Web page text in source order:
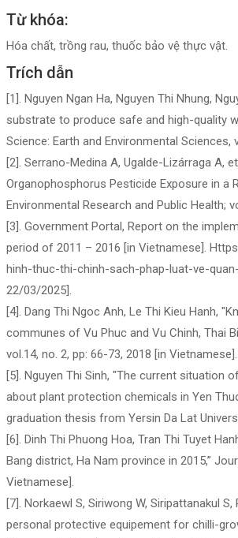
Từ khóa:
Hóa chất, trồng rau, thuốc bảo vệ thực vật.
Trích dẫn
[1]. Nguyen Ngan Ha, Nguyen Thi Nhung,
substrate to produce safe and high-quality
Science: Earth and Environmental Sciences,
[2]. Serrano-Medina A, Ugalde-Lizárraga A,
Organophosphorus Pesticide Exposure in
Environmental Research and Public Health;
[3]. Government Portal, Report on the
period of 2011 – 2016 [in Vietnamese].
hinh-thuc-thi-chinh-sach-phap-luat-ve-
22/03/2025].
[4]. Dang Thi Ngoc Anh, Le Thi Kieu Hanh,
communes of Vu Phuc and Vu Chinh, Thai
vol.14, no. 2, pp: 66-73, 2018 [in Vietnamese].
[5]. Nguyen Thi Sinh, "The current situation
about plant protection chemicals in Yen
graduation thesis from Yersin Da Lat
[6]. Dinh Thi Phuong Hoa, Tran Thi Tuyet
Bang district, Ha Nam province in 2015,”
Vietnamese].
[7]. Norkaewl S, Siriwong W, Siripattanakul
personal protective equipement for chilli-